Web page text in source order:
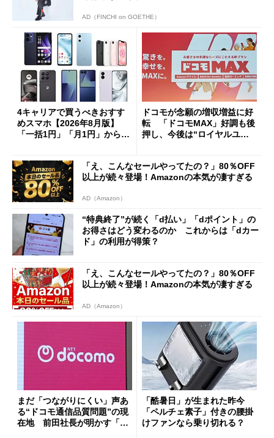
AD（FINCHI on GOETHE）
4キャリアで買うべきおすす
めスマホ【2026年8月版】
「一括1円」「月1円」からお
ドコモが念願の増収増益に好
転 「ドコモMAX」好調も後
押し、今後は“ロイヤルユー
「え、こんなセールやってたの？」80％OFF
以上が続々登場！Amazonの本気が凄すぎる
AD（Amazon）
“特典終了”が続く「d払い」「dポイント」の
お得さはどう変わるのか これからは「dカー
ド」の利用が得策？
「え、こんなセールやってたの？」80％OFF
以上が続々登場！Amazonの本気が凄すぎる
AD（Amazon）
まだ「つながりにくい」声あ
る“ドコモ通信品質問題”の現
在地 前田社長が明かす「道
「酷暑日」が生まれた昨今
「ペルチェ素子」付きの腰掛
けファンなら乗り切れる？